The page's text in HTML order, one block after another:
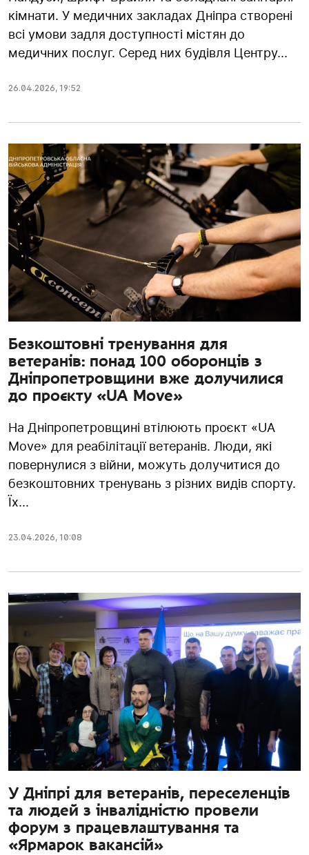
кімнати. У медичних закладах Дніпра створені
всі умови задля доступності містян до
медичних послуг. Серед них будівля Центру...
26.04.2026, 19:52
Безкоштовні тренування для
ветеранів: понад 100 оборонців з
Дніпропетровщини вже долучилися
до проєкту «UA Move»
На Дніпропетровщині втілюють проєкт «UA
Move» для реабілітації ветеранів. Люди, які
повернулися з війни, можуть долучитися до
безкоштовних тренувань з різних видів спорту.
Їх...
23.04.2026, 10:08
У Дніпрі для ветеранів, переселенців
та людей з інвалідністю провели
форум з працевлаштування та
«Ярмарок вакансій»